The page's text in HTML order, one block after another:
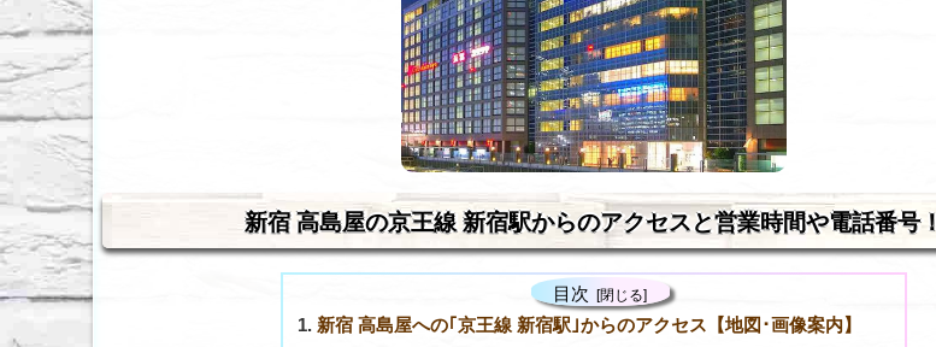
新宿 高島屋の京王線 新宿駅からのアクセスと営業時間や電話番号！
目次
新宿 高島屋への｢京王線 新宿駅｣からのアクセス【地図･画像案内】